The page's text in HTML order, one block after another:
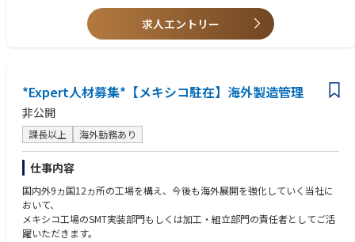
【キャリアパス】
工場長や現地法人の社長等、経営を担うこともできるポジションです。
求人エントリー
*Expert人材募集*【メキシコ駐在】海外製造管理
非公開
課長以上 海外勤務あり
仕事内容
国内外9ヵ国12ヵ所の工場を構え、今後も海外展開を強化していく当社に
おいて、
メキシコ⼯場のSMT実装部⾨もしくは加⼯・組⽴部⾨の責任者としてご活
躍いただきます。